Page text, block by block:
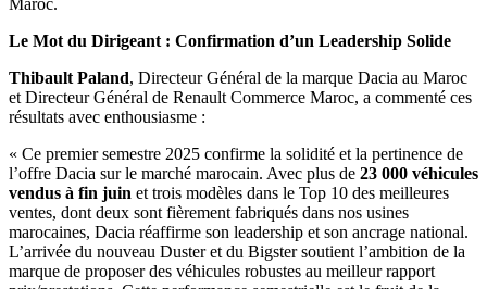
Le Mot du Dirigeant : Confirmation d’un Leadership Solide
Thibault Paland, Directeur Général de la marque Dacia au Maroc
et Directeur Général de Renault Commerce Maroc, a commenté ces
résultats avec enthousiasme :
« Ce premier semestre 2025 confirme la solidité et la pertinence de
l’offre Dacia sur le marché marocain. Avec plus de 23 000 véhicules
vendus à fin juin et trois modèles dans le Top 10 des meilleures
ventes, dont deux sont fièrement fabriqués dans nos usines
marocaines, Dacia réaffirme son leadership et son ancrage national.
L’arrivée du nouveau Duster et du Bigster soutient l’ambition de la
marque de proposer des véhicules robustes au meilleur rapport